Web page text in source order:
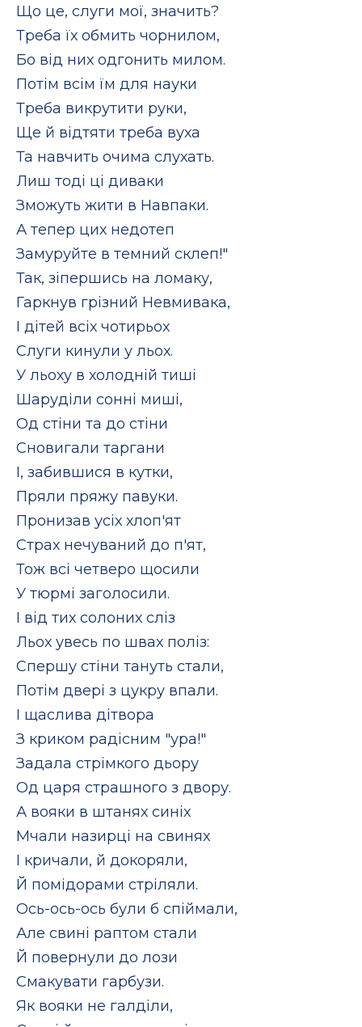
Що це, слуги мої, значить?
Треба їх обмить чорнилом,
Бо від них одгонить милом.
Потім всім їм для науки
Треба викрутити руки,
Ще й відтяти треба вуха
Та навчить очима слухать.
Лиш тоді ці диваки
Зможуть жити в Навпаки.
А тепер цих недотеп
Замуруйте в темний склеп!"
Так, зіпершись на ломаку,
Гаркнув грізний Невмивака,
І дітей всіх чотирьох
Слуги кинули у льох.
У льоху в холодній тиші
Шаруділи сонні миші,
Од стіни та до стіни
Сновигали таргани
І, забившися в кутки,
Пряли пряжу павуки.
Пронизав усіх хлоп'ят
Страх нечуваний до п'ят,
Тож всі четверо щосили
У тюрмі заголосили.
І від тих солоних сліз
Льох увесь по швах поліз:
Спершу стіни тануть стали,
Потім двері з цукру впали.
І щаслива дітвора
З криком радісним "ура!"
Задала стрімкого дьору
Од царя страшного з двору.
А вояки в штанях синіх
Мчали назирці на свинях
І кричали, й докоряли,
Й помідорами стріляли.
Ось-ось-ось були б спіймали,
Але свині раптом стали
Й повернули до лози
Смакувати гарбузи.
Як вояки не галділи,